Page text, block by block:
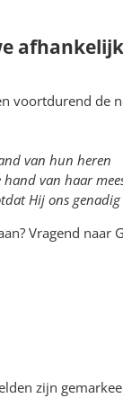
voortdurend de
van hun heren
van haar
Hij ons genadig
Vragend
zijn